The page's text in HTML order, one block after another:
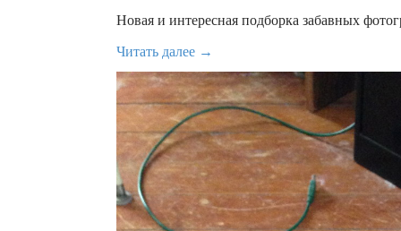
Новая и интересная подборка забавных
Читать далее →